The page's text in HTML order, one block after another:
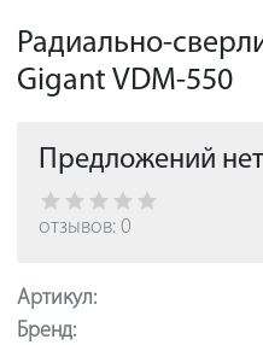
Радиально-
Gigant VDM-550
Предложений нет
отзывов: 0
Артикул:
Бренд: